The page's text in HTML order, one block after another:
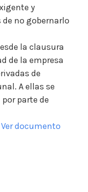
y
no gobernarlo
la clausura
de la empresa
de
A ellas se
parte de
Ver documento